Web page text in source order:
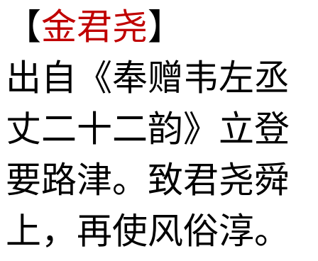
【金君尧】
出自《奉赠韦左丞
丈二十二韵》立登
要路津。致君尧舜
上，再使风俗淳。